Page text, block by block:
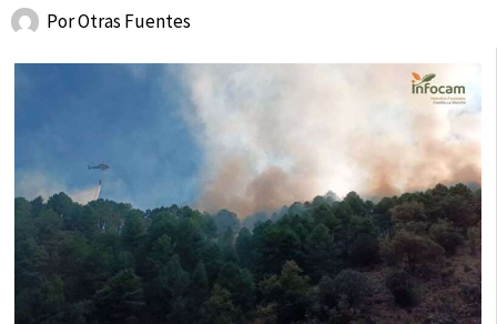
PorOtras Fuentes